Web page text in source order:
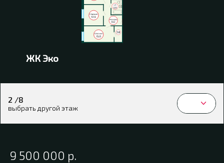
9 500 000 р.
выбрать другой этаж
2 /8
ЖК Эко